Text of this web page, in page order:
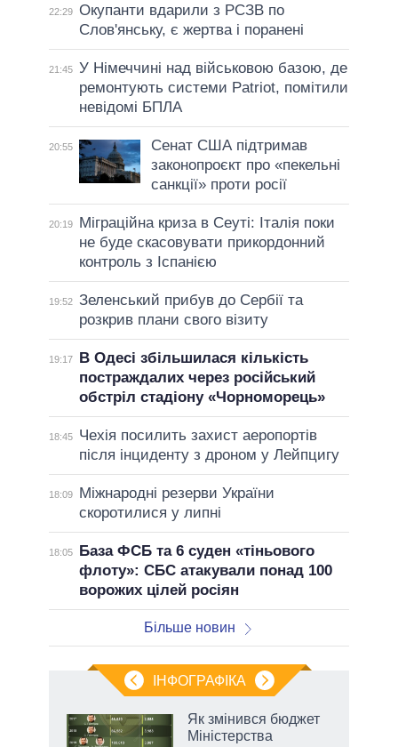
22:29 Окупанти вдарили з РСЗВ по
Слов'янську, є жертва і поранені
21:45 У Німеччині над військовою базою, де
ремонтують системи Patriot, помітили
невідомі БПЛА
20:55
Сенат США підтримав
законопроєкт про «пекельні
санкції» проти росії
20:19
Міграційна криза в Сеуті: Італія поки
не буде скасовувати прикордонний
контроль з Іспанією
19:52 Зеленський прибув до Сербії та
розкрив плани свого візиту
19:17
В Одесі збільшилася кількість
постраждалих через російський
обстріл стадіону «Чорноморець»
18:45
Чехія посилить захист аеропортів
після інциденту з дроном у Лейпцигу
18:09
Міжнародні резерви України
скоротилися у липні
18:05
База ФСБ та 6 суден «тіньового
флоту»: СБС атакували понад 100
ворожих цілей росіян
Більше новин
ІНФОГРАФІКА
Як змінився бюджет
Міністерства